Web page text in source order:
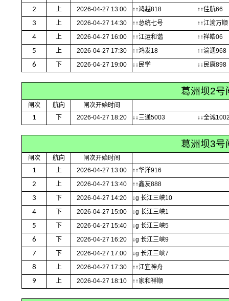
2 上 2026-04-27 13:00 ↑↑鸿越818 ↑↑佳航66
3 上 2026-04-27 14:30 ↑↑总统七号 ↑↑江渝万顺
4 上 2026-04-27 16:00 ↑↑江运和谐 ↑↑祥皓06
5 上 2026-04-27 17:30 ↑↑鸿发18 ↑↑渝通968
6 下 2026-04-27 19:00 ↓↓民学 ↓↓民康898
葛洲坝2号
闸次 航向 闸次开始时间
1 下 2026-04-27 18:20 ↓↓三通5003 ↓↓全诚
葛洲坝3号
闸次 航向 闸次开始时间
1 上 2026-04-27 13:00 ↑↑华洋916
2 上 2026-04-27 13:40 ↑↑鑫友888
3 下 2026-04-27 14:20 ↓g 长江三峡10
4 下 2026-04-27 15:00 ↓g 长江三峡1
5 下 2026-04-27 15:40 ↓g 长江三峡5
6 下 2026-04-27 16:20 ↓g 长江三峡9
7 下 2026-04-27 17:00 ↓g 长江三峡7
8 上 2026-04-27 17:30 ↑↑江宜神舟
9 上 2026-04-27 18:10 ↑↑家和祥顺